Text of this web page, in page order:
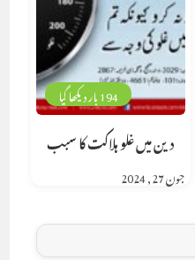
194 بار دیکھا گیا
دین میں غلو ہلاکت کا سبب
جون 27, 2024